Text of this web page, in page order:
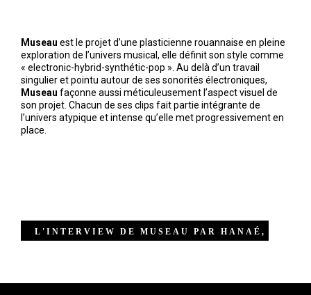
Museau est le projet d’une plasticienne rouannaise en pleine
exploration de l’univers musical, elle définit son style comme
« electronic-hybrid-synthétic-pop ». Au delà d’un travail
singulier et pointu autour de ses sonorités électroniques,
Museau façonne aussi méticuleusement l’aspect visuel de
son projet. Chacun de ses clips fait partie intégrante de
l’univers atypique et intense qu’elle met progressivement en
place.
L'INTERVIEW DE MUSEAU PAR HANAÉ, DU